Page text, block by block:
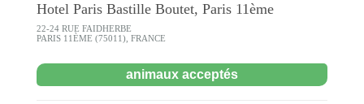
Hotel Paris Bastille Boutet, Paris 11ème
22-24 RUE FAIDHERBE
PARIS 11ÈME (75011), FRANCE
animaux acceptés